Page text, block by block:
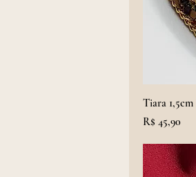
Tiara
Preço
R$ 45,90